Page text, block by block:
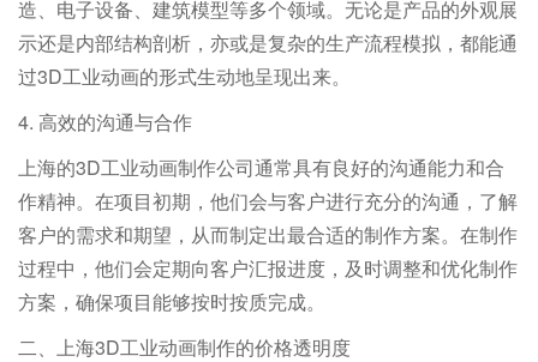
造、电子设备、建筑模型等多个领域。无论是产品的外观展
示还是内部结构剖析，亦或是复杂的生产流程模拟，都能通
过3D工业动画的形式生动地呈现出来。
4. 高效的沟通与合作
上海的3D工业动画制作公司通常具有良好的沟通能力和合
作精神。在项目初期，他们会与客户进行充分的沟通，了解
客户的需求和期望，从而制定出最合适的制作方案。在制作
过程中，他们会定期向客户汇报进度，及时调整和优化制作
方案，确保项目能够按时按质完成。
二、上海3D工业动画制作的价格透明度